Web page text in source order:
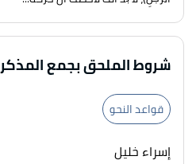
شروط الملحق بجمع
قواعد النحو
إسراء خليل